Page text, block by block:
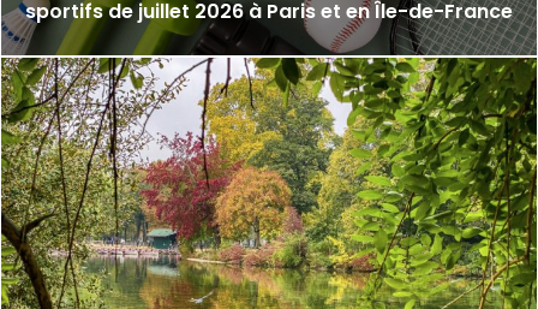
sportifs de juillet 2026 à Paris et en Île-de-France